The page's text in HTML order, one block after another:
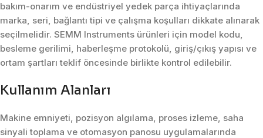
bakım-onarım ve endüstriyel yedek parça ihtiyaçlarında
marka, seri, bağlantı tipi ve çalışma koşulları dikkate alınarak
seçilmelidir. SEMM Instruments ürünleri için model kodu,
besleme gerilimi, haberleşme protokolü, giriş/çıkış yapısı ve
ortam şartları teklif öncesinde birlikte kontrol edilebilir.
Kullanım Alanları
Makine emniyeti, pozisyon algılama, proses izleme, saha
sinyali toplama ve otomasyon panosu uygulamalarında